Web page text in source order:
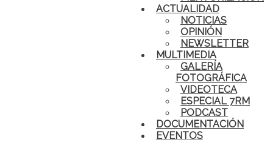
ACTUALIDAD
NOTICIAS
OPINIÓN
NEWSLETTER
MULTIMEDIA
GALERÍA
FOTOGRÁFICA
VIDEOTECA
ESPECIAL 7RM
PODCAST
DOCUMENTACIÓN
EVENTOS